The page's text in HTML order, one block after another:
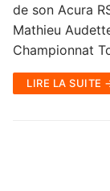
de son Acura
Mathieu
Championnat
LIRE LA SUITE